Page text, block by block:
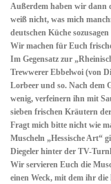
Außerdem haben wir dann
weiß nicht, was mich
deutschen Küche
Wir machen für Euch
Im Gegensatz zur
Trewwerer Ebbelwoi (von
Lorbeer und so. Nach dem
wenig, verfeinern ihn mit
sieben frischen Kräutern
Fragt mich bitte nicht wie
Muscheln „Hessische Art“
Diegeler hinter der TV-
Wir servieren Euch die
einen Weck, mit dem ihr die